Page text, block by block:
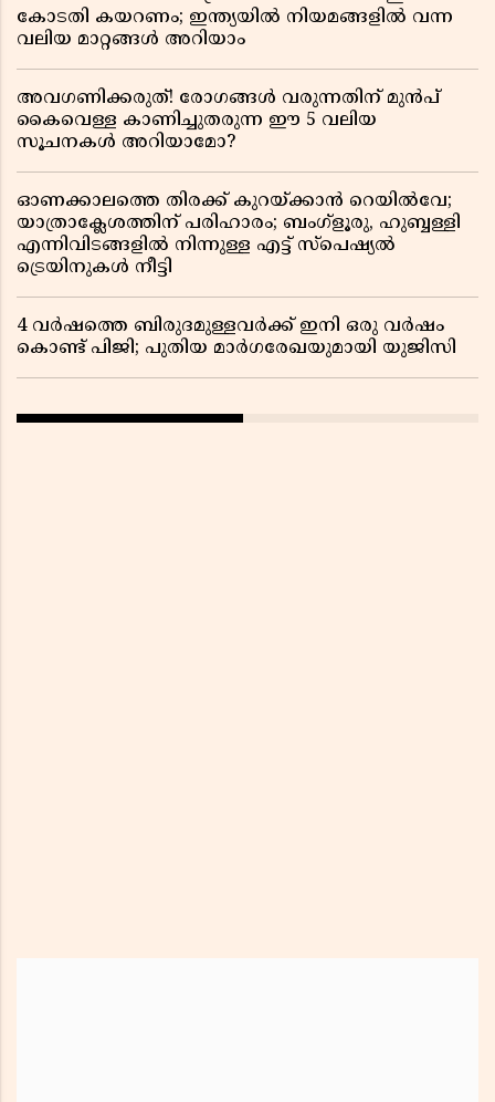
കോടതി കയറണം; ഇന്ത്യയിൽ നിയമങ്ങളിൽ വന്ന
വലിയ മാറ്റങ്ങൾ അറിയാം
അവഗണിക്കരുത്! രോഗങ്ങൾ വരുന്നതിന് മുൻപ്
കൈവെള്ള കാണിച്ചുതരുന്ന ഈ 5 വലിയ
സൂചനകൾ അറിയാമോ?
ഓണക്കാലത്തെ തിരക്ക് കുറയ്ക്കാൻ റെയിൽവേ;
യാത്രാക്ലേശത്തിന് പരിഹാരം; ബംഗ്ളൂരു, ഹുബ്ബള്ളി
എന്നിവിടങ്ങളിൽ നിന്നുള്ള എട്ട് സ്പെഷ്യൽ
ട്രെയിനുകൾ നീട്ടി
4 വർഷത്തെ ബിരുദമുള്ളവർക്ക് ഇനി ഒരു വർഷം
കൊണ്ട് പിജി; പുതിയ മാർഗരേഖയുമായി യുജിസി